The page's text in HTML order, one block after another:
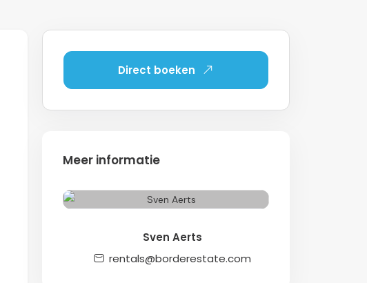
Direct boeken
Meer informatie
Sven Aerts
rentals@borderestate.com